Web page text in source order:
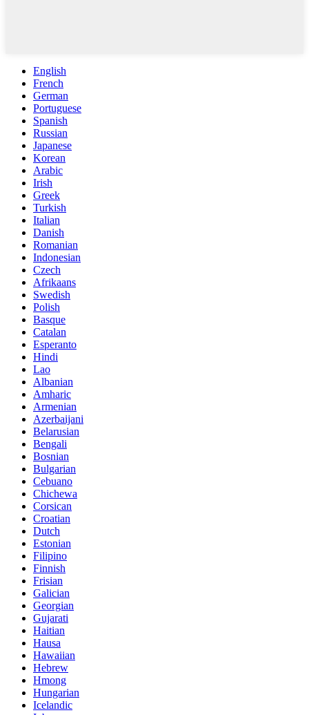
English
French
German
Portuguese
Spanish
Russian
Japanese
Korean
Arabic
Irish
Greek
Turkish
Italian
Danish
Romanian
Indonesian
Czech
Afrikaans
Swedish
Polish
Basque
Catalan
Esperanto
Hindi
Lao
Albanian
Amharic
Armenian
Azerbaijani
Belarusian
Bengali
Bosnian
Bulgarian
Cebuano
Chichewa
Corsican
Croatian
Dutch
Estonian
Filipino
Finnish
Frisian
Galician
Georgian
Gujarati
Haitian
Hausa
Hawaiian
Hebrew
Hmong
Hungarian
Icelandic